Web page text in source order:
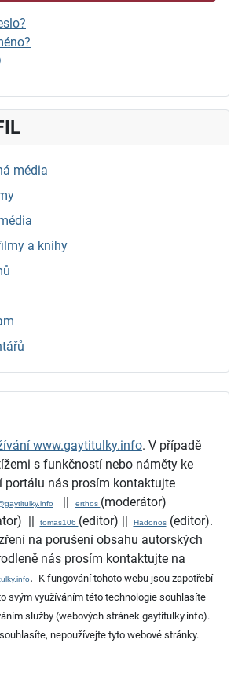
média
a knihy
www.gaytitulky.info. V případě
s funkčností nebo náměty ke
portálu nás prosím kontaktujte
erthos (moderátor)
tomas106 (editor) Hadonos (editor).
na porušení obsahu autorských
nás prosím kontaktujte na
. K fungování tohoto webu jsou zapotřebí
svým využíváním této technologie souhlasíte
služby (webových stránek gaytitulky.info).
nepoužívejte tyto webové stránky.